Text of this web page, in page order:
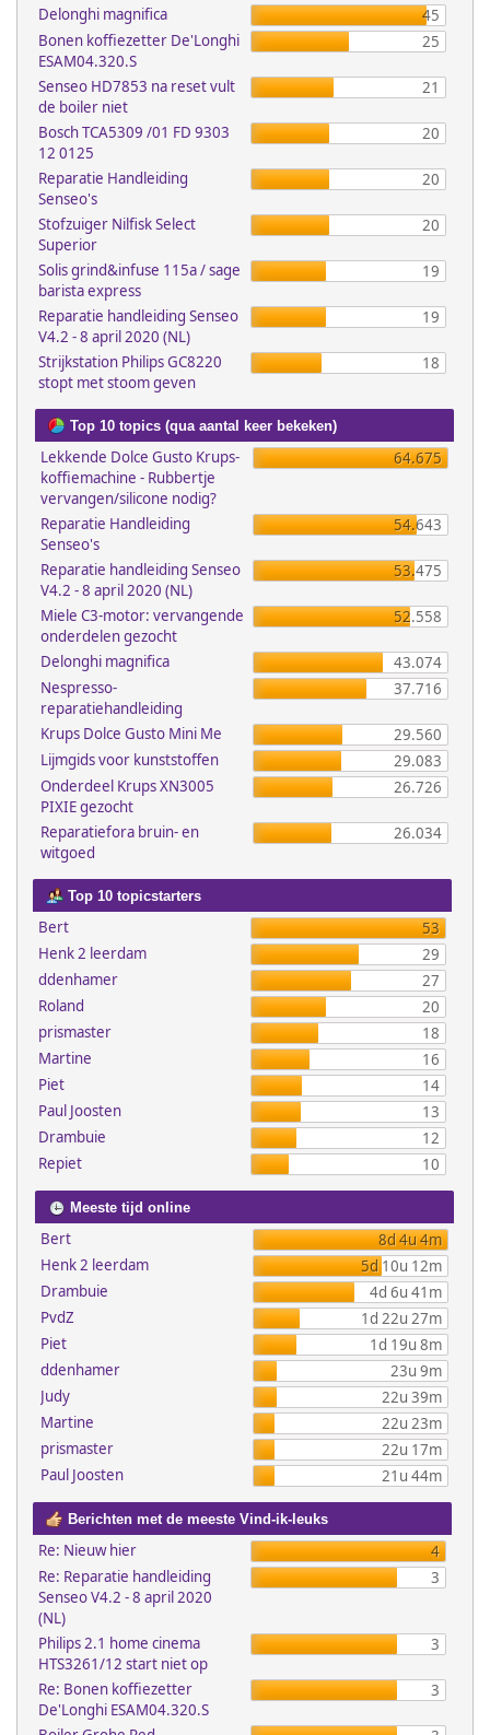
Delonghi magnifica
45
Bonen koffiezetter De'Longhi
ESAM04.320.S
25
Senseo HD7853 na reset vult
de boiler niet
21
Bosch TCA5309 /01 FD 9303
12 0125
20
Reparatie Handleiding
Senseo's
20
Stofzuiger Nilfisk Select
Superior
20
Solis grind&infuse 115a / sage
barista express
19
Reparatie handleiding Senseo
V4.2 - 8 april 2020 (NL)
19
Strijkstation Philips GC8220
stopt met stoom geven
18
Top 10 topics (qua aantal keer bekeken)
Lekkende Dolce Gusto Krups-
koffiemachine - Rubbertje
vervangen/silicone nodig?
64.675
Reparatie Handleiding
Senseo's
54.643
Reparatie handleiding Senseo
V4.2 - 8 april 2020 (NL)
53.475
Miele C3-motor: vervangende
onderdelen gezocht
52.558
Delonghi magnifica
43.074
Nespresso-
reparatiehandleiding
37.716
Krups Dolce Gusto Mini Me
29.560
Lijmgids voor kunststoffen
29.083
Onderdeel Krups XN3005
PIXIE gezocht
26.726
Reparatiefora bruin- en
witgoed
26.034
Top 10 topicstarters
Bert
53
Henk 2 leerdam
29
ddenhamer
27
Roland
20
prismaster
18
Martine
16
Piet
14
Paul Joosten
13
Drambuie
12
Repiet
10
Meeste tijd online
Bert
8d 4u 4m
Henk 2 leerdam
5d 10u 12m
Drambuie
4d 6u 41m
PvdZ
1d 22u 27m
Piet
1d 19u 8m
ddenhamer
23u 9m
Judy
22u 39m
Martine
22u 23m
prismaster
22u 17m
Paul Joosten
21u 44m
Berichten met de meeste Vind-ik-leuks
Re: Nieuw hier
4
Re: Reparatie handleiding
Senseo V4.2 - 8 april 2020
(NL)
3
Philips 2.1 home cinema
HTS3261/12 start niet op
3
Re: Bonen koffiezetter
De'Longhi ESAM04.320.S
3